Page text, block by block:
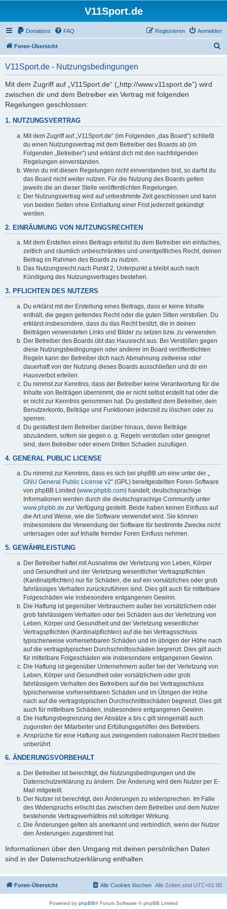
V11Sport.de
Donations FAQ Anmelden
Registrieren
Foren-Übersicht
V11Sport.de - Nutzungsbedingungen
Mit dem Zugriff auf „V11Sport.de“ („http://www.v11sport.de“) wird
zwischen dir und dem Betreiber ein Vertrag mit folgenden
Regelungen geschlossen:
1. NUTZUNGSVERTRAG
Mit dem Zugriff auf „V11Sport.de“ (im Folgenden „das Board“) schließt
du einen Nutzungsvertrag mit dem Betreiber des Boards ab (im
Folgenden „Betreiber“) und erklärst dich mit den nachfolgenden
Regelungen einverstanden.
Wenn du mit diesen Regelungen nicht einverstanden bist, so darfst du
das Board nicht weiter nutzen. Für die Nutzung des Boards gelten
jeweils die an dieser Stelle veröffentlichten Regelungen.
Der Nutzungsvertrag wird auf unbestimmte Zeit geschlossen und kann
von beiden Seiten ohne Einhaltung einer Frist jederzeit gekündigt
werden.
2. EINRÄUMUNG VON NUTZUNGSRECHTEN
Mit dem Erstellen eines Beitrags erteilst du dem Betreiber ein einfaches,
zeitlich und räumlich unbeschränktes und unentgeltliches Recht, deinen
Beitrag im Rahmen des Boards zu nutzen.
Das Nutzungsrecht nach Punkt 2, Unterpunkt a bleibt auch nach
Kündigung des Nutzungsvertrages bestehen.
3. PFLICHTEN DES NUTZERS
Du erklärst mit der Erstellung eines Beitrags, dass er keine Inhalte
enthält, die gegen geltendes Recht oder die guten Sitten verstoßen. Du
erklärst insbesondere, dass du das Recht besitzt, die in deinen
Beiträgen verwendeten Links und Bilder zu setzen bzw. zu verwenden.
Der Betreiber des Boards übt das Hausrecht aus. Bei Verstößen gegen
diese Nutzungsbedingungen oder anderer im Board veröffentlichten
Regeln kann der Betreiber dich nach Abmahnung zeitweise oder
dauerhaft von der Nutzung dieses Boards ausschließen und dir ein
Hausverbot erteilen.
Du nimmst zur Kenntnis, dass der Betreiber keine Verantwortung für die
Inhalte von Beiträgen übernimmt, die er nicht selbst erstellt hat oder die
er nicht zur Kenntnis genommen hat. Du gestattest dem Betreiber, dein
Benutzerkonto, Beiträge und Funktionen jederzeit zu löschen oder zu
sperren.
Du gestattest dem Betreiber darüber hinaus, deine Beiträge
abzuändern, sofern sie gegen o. g. Regeln verstoßen oder geeignet
sind, dem Betreiber oder einem Dritten Schaden zuzufügen.
4. GENERAL PUBLIC LICENSE
Du nimmst zur Kenntnis, dass es sich bei phpBB um eine unter der „
GNU General Public License v2“ (GPL) bereitgestellten Foren-Software
von phpBB Limited (www.phpbb.com) handelt; deutschsprachige
Informationen werden durch die deutschsprachige Community unter
www.phpbb.de zur Verfügung gestellt. Beide haben keinen Einfluss auf
die Art und Weise, wie die Software verwendet wird. Sie können
insbesondere die Verwendung der Software für bestimmte Zwecke nicht
untersagen oder auf Inhalte fremder Foren Einfluss nehmen.
5. GEWÄHRLEISTUNG
Der Betreiber haftet mit Ausnahme der Verletzung von Leben, Körper
und Gesundheit und der Verletzung wesentlicher Vertragspflichten
(Kardinalpflichten) nur für Schäden, die auf ein vorsätzliches oder grob
fahrlässiges Verhalten zurückzuführen sind. Dies gilt auch für mittelbare
Folgeschäden wie insbesondere entgangenen Gewinn.
Die Haftung ist gegenüber Verbrauchern außer bei vorsätzlichem oder
grob fahrlässigem Verhalten oder bei Schäden aus der Verletzung von
Leben, Körper und Gesundheit und der Verletzung wesentlicher
Vertragspflichten (Kardinalpflichten) auf die bei Vertragsschluss
typischerweise vorhersehbaren Schäden und im übrigen der Höhe nach
auf die vertragstypischen Durchschnittsschäden begrenzt. Dies gilt auch
für mittelbare Folgeschäden wie insbesondere entgangenen Gewinn.
Die Haftung ist gegenüber Unternehmern außer bei der Verletzung von
Leben, Körper und Gesundheit oder vorsätzlichem oder grob
fahrlässigem Verhalten des Betreibers auf die bei Vertragsschluss
typischerweise vorhersehbaren Schäden und im Übrigen der Höhe
nach auf die vertragstypischen Durchschnittsschäden begrenzt. Dies gilt
auch für mittelbare Schäden, insbesondere entgangenen Gewinn.
Die Haftungsbegrenzung der Absätze a bis c gilt sinngemäß auch
zugunsten der Mitarbeiter und Erfüllungsgehilfen des Betreibers.
Ansprüche für eine Haftung aus zwingendem nationalem Recht bleiben
unberührt.
6. ÄNDERUNGSVORBEHALT
Der Betreiber ist berechtigt, die Nutzungsbedingungen und die
Datenschutzerklärung zu ändern. Die Änderung wird dem Nutzer per E-
Mail mitgeteilt.
Der Nutzer ist berechtigt, den Änderungen zu widersprechen. Im Falle
des Widerspruchs erlischt das zwischen dem Betreiber und dem Nutzer
bestehende Vertragsverhältnis mit sofortiger Wirkung.
Die Änderungen gelten als anerkannt und verbindlich, wenn der Nutzer
den Änderungen zugestimmt hat.
Informationen über den Umgang mit deinen persönlichen Daten
sind in der Datenschutzerklärung enthalten.
Foren-Übersicht Alle Zeiten sind UTC+01:00
Alle Cookies löschen
Powered by phpBB® Forum Software © phpBB Limited